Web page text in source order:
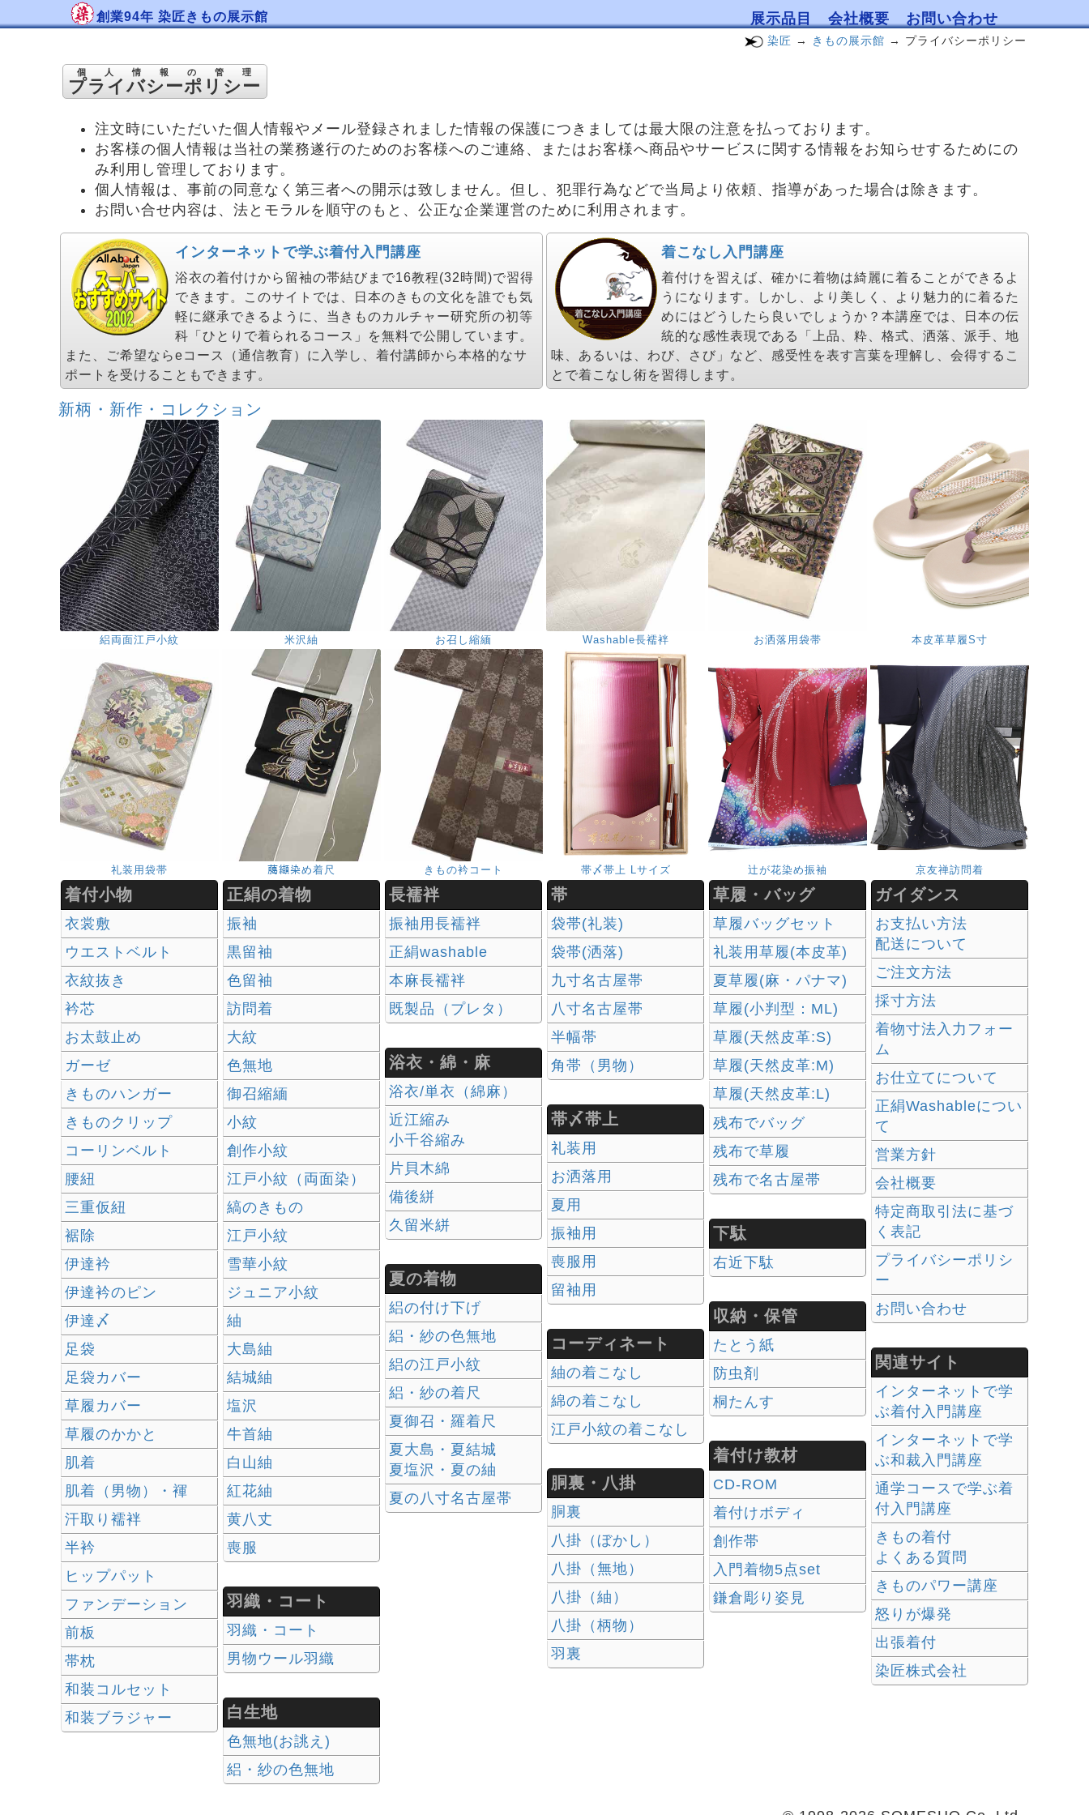
創業94年 染匠きもの展示館 展示品目 会社概要 お問い合わせ
染匠 → きもの展示館 → プライバシーポリシー
プライバシーポリシー
個人情報の管理
注文時にいただいた個人情報やメール登録されました情報の保護につきましては最大限の注意を払っております。
お客様の個人情報は当社の業務遂行のためのお客様へのご連絡、またはお客様へ商品やサービスに関する情報をお知らせするためにの
み利用し管理しております。
個人情報は、事前の同意なく第三者への開示は致しません。但し、犯罪行為などで当局より依頼、指導があった場合は除きます。
お問い合せ内容は、法とモラルを順守のもと、公正な企業運営のために利用されます。
インターネットで学ぶ着付入門講座
浴衣の着付けから留袖の帯結びまで16教程(32時間)で習得
できます。このサイトでは、日本のきもの文化を誰でも気
軽に継承できるように、当きものカルチャー研究所の初等
科「ひとりで着られるコース」を無料で公開しています。
また、ご希望ならeコース（通信教育）に入学し、着付講師から本格的なサ
ポートを受けることもできます。
着こなし入門講座
着付けを習えば、確かに着物は綺麗に着ることができるよ
うになります。しかし、より美しく、より魅力的に着るた
めにはどうしたら良いでしょうか？本講座では、日本の伝
統的な感性表現である「上品、粋、格式、洒落、派手、地
味、あるいは、わび、さび」など、感受性を表す言葉を理解し、会得するこ
とで着こなし術を習得します。
新柄・新作・コレクション
絽両面江戸小紋 米沢紬 お召し縮緬 Washable長襦袢 お洒落用袋帯 本皮革草履S寸
礼装用袋帯 﨟纈染め着尺 きもの衿コート 帯〆帯上 Lサイズ 辻が花染め振袖 京友禅訪問着
着付小物
衣裳敷
ウエストベルト
衣紋抜き
衿芯
お太鼓止め
ガーゼ
きものハンガー
きものクリップ
コーリンベルト
腰紐
三重仮紐
裾除
伊達衿
伊達衿のピン
伊達〆
足袋
足袋カバー
草履カバー
草履のかかと
肌着
肌着（男物）・褌
汗取り襦袢
半衿
ヒップパット
ファンデーション
前板
帯枕
和装コルセット
和装ブラジャー
正絹の着物
振袖
黒留袖
色留袖
訪問着
大紋
色無地
御召縮緬
小紋
創作小紋
江戸小紋（両面染）
縞のきもの
江戸小紋
雪華小紋
ジュニア小紋
紬
大島紬
結城紬
塩沢
牛首紬
白山紬
紅花紬
黄八丈
喪服
羽織・コート
羽織・コート
男物ウール羽織
白生地
色無地(お誂え)
絽・紗の色無地
長襦袢
振袖用長襦袢
正絹washable
本麻長襦袢
既製品（プレタ）
浴衣・綿・麻
浴衣/単衣（綿麻）
近江縮み
小千谷縮み
片貝木綿
備後絣
久留米絣
夏の着物
絽の付け下げ
絽・紗の色無地
絽の江戸小紋
絽・紗の着尺
夏御召・羅着尺
夏大島・夏結城
夏塩沢・夏の紬
夏の八寸名古屋帯
帯
袋帯(礼装)
袋帯(洒落)
九寸名古屋帯
八寸名古屋帯
半幅帯
角帯（男物）
帯〆帯上
礼装用
お洒落用
夏用
振袖用
喪服用
留袖用
コーディネート
紬の着こなし
綿の着こなし
江戸小紋の着こなし
胴裏・八掛
胴裏
八掛（ぼかし）
八掛（無地）
八掛（紬）
八掛（柄物）
羽裏
草履・バッグ
草履バッグセット
礼装用草履(本皮革)
夏草履(麻・パナマ)
草履(小判型：ML)
草履(天然皮革:S)
草履(天然皮革:M)
草履(天然皮革:L)
残布でバッグ
残布で草履
残布で名古屋帯
下駄
右近下駄
収納・保管
たとう紙
防虫剤
桐たんす
着付け教材
CD-ROM
着付けボディ
創作帯
入門着物5点set
鎌倉彫り姿見
ガイダンス
お支払い方法
配送について
ご注文方法
採寸方法
着物寸法入力フォー
ム
お仕立てについて
正絹Washableについ
て
営業方針
会社概要
特定商取引法に基づ
く表記
プライバシーポリシ
ー
お問い合わせ
関連サイト
インターネットで学
ぶ着付入門講座
インターネットで学
ぶ和裁入門講座
通学コースで学ぶ着
付入門講座
きもの着付
よくある質問
きものパワー講座
怒りが爆発
出張着付
染匠株式会社